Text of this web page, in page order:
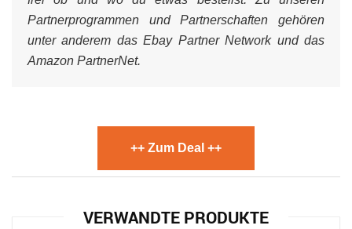
Partnerprogrammen und Partnerschaften gehören
unter anderem das Ebay Partner Network und das
Amazon PartnerNet.
++ Zum Deal ++
VERWANDTE PRODUKTE